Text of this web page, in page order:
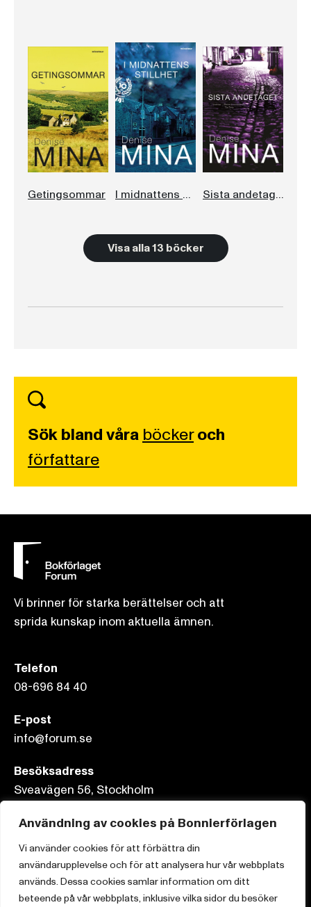
Användning av cookies på Bonnierförlagen
Vi använder cookies för att förbättra din
användarupplevelse och för att analysera hur vår webbplats
används. Dessa cookies samlar information om ditt
beteende på vår webbplats, inklusive vilka sidor du besöker
Getingsommar I midnattens stillhet Sista andetaget
Visa alla 13 böcker
Sök bland våra böckeroch
författare
Vi brinner för starka berättelser och att
sprida kunskap inom aktuella ämnen.
Telefon
08-696 84 40
E-post
info@forum.se
Besöksadress
Sveavägen 56, Stockholm
Postadress
Box 3159, 103 63 Stockholm